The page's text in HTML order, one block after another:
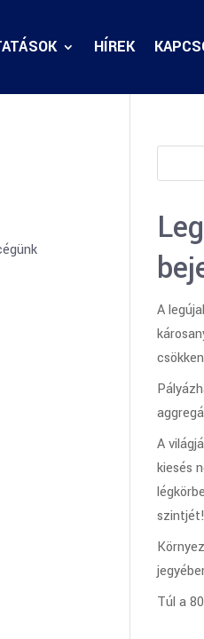
HÍREK
A
A
kiesés
szintjét!
Túl a